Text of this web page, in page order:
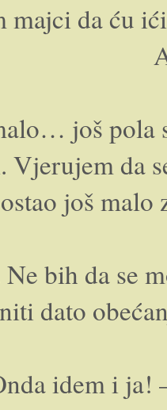
majci da ću
još pola
Vjerujem da
još malo
bih da se
dato
idem i ja!